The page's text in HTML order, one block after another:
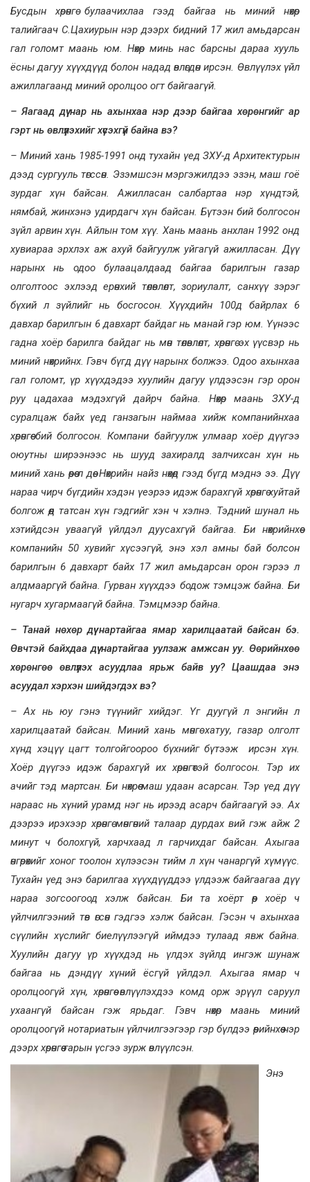
Бусдын хөрөнгө булаачихлаа гээд байгаа нь миний нөхөр
талийгаач С.Цахиурын нэр дээрх бидний 17 жил амьдарсан
гал голомт маань юм. Нөхөр минь нас барсны дараа хууль
ёсны дагуу хүүхдүүд болон надад өвлөгдөн ирсэн. Өвлүүлэх үйл
ажиллагаанд миний оролцоо огт байгаагүй.
– Яагаад дүү нар нь ахынхаа нэр дээр байгаа хөрөнгийг ар
гэрт нь өвлүүлэхийг хүсэхгүй байна вэ?
– Миний хань 1985-1991 онд тухайн үед ЗХУ-д Архитектурын
дээд сургууль төгссөн. Эзэмшсэн мэргэжилдээ эзэн, маш гоё
зурдаг хүн байсан. Ажилласан салбартаа нэр хүндтэй,
нямбай, жинхэнэ удирдагч хүн байсан. Бүтээн бий болгосон
зүйл арвин хүн. Айлын том хүү. Хань маань анхлан 1992 онд
хувиараа эрхлэх аж ахуй байгуулж уйгагүй ажилласан. Дүү
нарынх нь одоо булаацалдаад байгаа барилгын газар
олголтоос эхлээд ерөнхий төлөвлөлт, зориулалт, санхүү зэрэг
бүхий л зүйлийг нь босгосон. Хүүхдийн 100д байрлах 6
давхар барилгын 6 давхарт байдаг нь манай гэр юм. Үүнээс
гадна хоёр барилга байдаг нь мөн төлөвлөлт, хөрөнгө эх үүсвэр нь
миний нөхрийнх. Гэвч бүгд дүү нарынх болжээ. Одоо ахынхаа
гал голомт, үр хүүхдэдээ хуулийн дагуу үлдээсэн гэр орон
руу цадахаа мэдэхгүй дайрч байна. Нөхөр маань ЗХУ-д
суралцаж байх үед ганзагын наймаа хийж компанийнхаа
хөрөнгөө бий болгосон. Компани байгуулж улмаар хоёр дүүгээ
оюутны ширээнээс нь шууд захиралд залчихсан хүн нь
миний хань өөрөө л дөө. Нөхрийн найз нөхөд гээд бүгд мэднэ ээ. Дүү
нараа чирч бүгдийн хэдэн үеэрээ идэж барахгүй хөрөнгө хуйтай
болгож өөд татсан хүн гэдгийг хэн ч хэлнэ. Тэдний шунал нь
хэтийдсэн уваагүй үйлдэл дуусахгүй байгаа. Би нөхрийнхөө
компанийн 50 хувийг хүсээгүй, энэ хэл амны бай болсон
барилгын 6 давхарт байх 17 жил амьдарсан орон гэрээ л
алдмааргүй байна. Гурван хүүхдээ бодож тэмцэж байна. Би
нугарч хугармаагүй байна. Тэмцмээр байна.
– Танай нөхөр дүү нартайгаа ямар харилцаатай байсан бэ.
Өвчтэй байхдаа дүү нартайгаа уулзаж амжсан уу. Өөрийнхөө
хөрөнгөө өвлүүлэх асуудлаа ярьж байв уу? Цаашдаа энэ
асуудал хэрхэн шийдэгдэх вэ?
– Ах нь юу гэнэ түүнийг хийдэг. Үг дуугүй л энгийн л
харилцаатай байсан. Миний хань мөнгө хатуу, газар олголт
хүнд хэцүү цагт толгойгоороо бүхнийг бүтээж ирсэн хүн.
Хоёр дүүгээ идэж барахгүй их хөрөнгөтэй болгосон. Тэр их
ачийг тэд мартсан. Би нөхрөө маш удаан асарсан. Тэр үед дүү
нараас нь хүний урамд нэг нь ирээд асарч байгаагүй ээ. Ах
дээрээ ирэхээр хөрөнгө мөнгөний талаар дурдах вий гэж айж 2
минут ч болохгүй, харчхаад л гарчихдаг байсан. Ахыгаа
өнгөрөхийг хоног тоолон хүлээсэн тийм л хүн чанаргүй хүмүүс.
Тухайн үед энэ барилгаа хүүхдүүддээ үлдээж байгаагаа дүү
нараа зогсоогоод хэлж байсан. Би та хоёрт өөр хоёр ч
үйлчилгээний төв өгсөн гэдгээ хэлж байсан. Гэсэн ч ахынхаа
сүүлийн хүслийг биелүүлээгүй иймдээ тулаад явж байна.
Хуулийн дагуу үр хүүхдэд нь үлдэх зүйлд ингэж шунаж
байгаа нь дэндүү хүний ёсгүй үйлдэл. Ахыгаа ямар ч
оролцоогүй хүн, хөрөнгөө өвлүүлэхдээ комд орж эрүүл саруул
ухаангүй байсан гэж ярьдаг. Гэвч нөхөр маань миний
оролцоогүй нотариатын үйлчилгээгээр гэр бүлдээ өөрийнхөө нэр
дээрх хөрөнгөө гарын үсгээ зурж өвлүүлсэн.
Энэ